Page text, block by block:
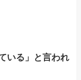
いる」と言われ